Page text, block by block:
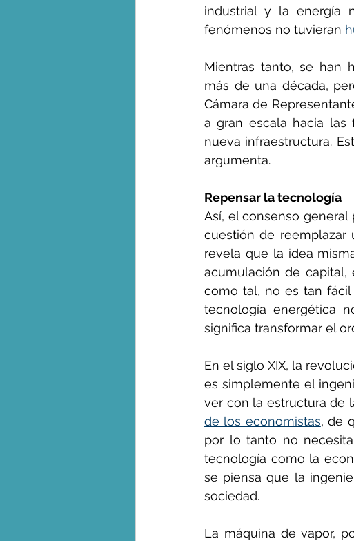
industrial y la energía
fenómenos no tuvieran
Mientras tanto, se han
más de una década,
Cámara de
a gran escala hacia las
nueva infraestructura.
argumenta.
Repensar la tecnología
Así, el consenso
cuestión de reemplazar
revela que la idea
acumulación de
como tal, no es tan fácil
tecnología energética
significa transformar el
En el siglo XIX, la
es simplemente el
ver con la estructura de
de los economistas, de
por lo tanto no
tecnología como la
se piensa que la
sociedad.
La máquina de vapor,